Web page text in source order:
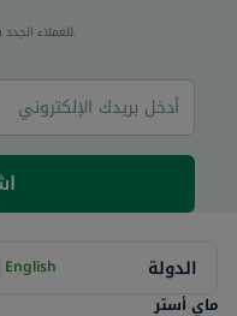
40 للعملاء الجدد فقط. تطبق الشروط والأحكام.
الدولة
English
ماي أستر